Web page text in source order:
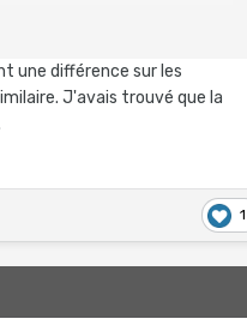
Aeolus Elite 35)
montagne comme j'habite
une différence sur les
J'avais trouvé que la
1